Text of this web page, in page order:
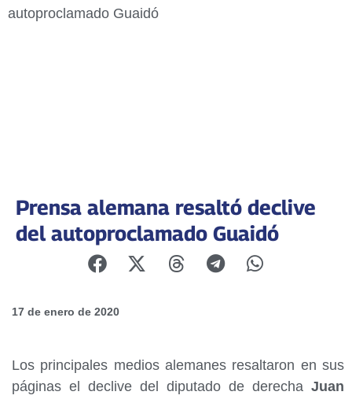
Prensa alemana resaltó declive
del autoproclamado Guaidó
17 de enero de 2020
Los principales medios alemanes resaltaron en sus
páginas el declive del diputado de derecha Juan